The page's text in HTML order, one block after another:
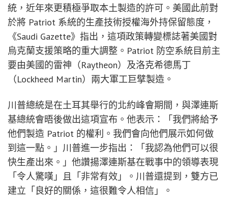
統，近年來更積極爭取本土製造的許可。美國此前對
於將 Patriot 系統的生產技術授權海外持保留態度，
《Saudi Gazette》指出，這項政策轉變標誌著美國對
烏克蘭支援策略的重大調整。Patriot 防空系統目前主
要由美國的雷神（Raytheon）及洛克希德馬丁
（Lockheed Martin）兩大軍工巨擘製造。
川普總統是在土耳其舉行的北約峰會期間，與澤連斯
基總統會晤後做出這項宣布。他表示：「我們將給予
他們製造 Patriot 的權利。我們會向他們展示如何做
到這一點。」川普進一步指出：「我認為他們可以很
快生產出來。」他讚揚澤連斯基在戰事中的領導表現
「令人驚嘆」且「非常有效」。川普還提到，雙方已
建立「良好的關係，這很難令人相信」。